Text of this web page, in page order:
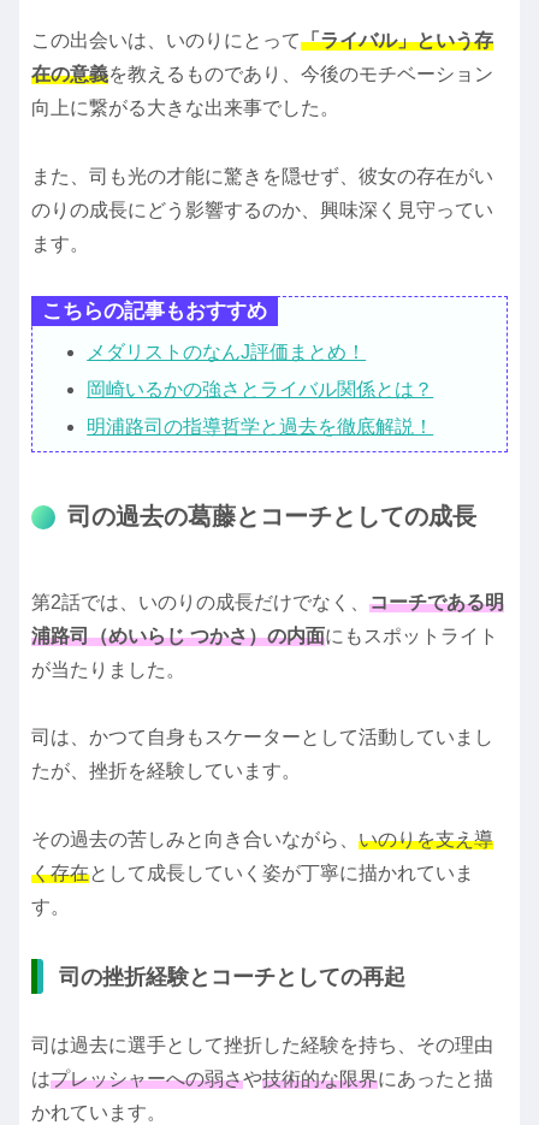
この出会いは、いのりにとって「ライバル」という存
在の意義を教えるものであり、今後のモチベーション
向上に繋がる大きな出来事でした。
また、司も光の才能に驚きを隠せず、彼女の存在がい
のりの成長にどう影響するのか、興味深く見守ってい
ます。
こちらの記事もおすすめ
メダリストのなんJ評価まとめ！
岡崎いるかの強さとライバル関係とは？
明浦路司の指導哲学と過去を徹底解説！
司の過去の葛藤とコーチとしての成長
第2話では、いのりの成長だけでなく、 コーチである明
浦路司（めいらじ つかさ）の内面にもスポットライト
が当たりました。
司は、かつて自身もスケーターとして活動していまし
たが、挫折を経験しています。
その過去の苦しみと向き合いながら、 いのりを支え導
く存在として成長していく姿が丁寧に描かれていま
す。
司の挫折経験とコーチとしての再起
司は過去に選手として挫折した経験を持ち、その理由
はプレッシャーへの弱さや技術的な限界にあったと描
かれています。